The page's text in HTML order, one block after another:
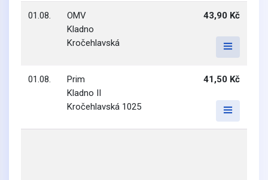
01.08.
OMV
Kladno
Kročehlavská
43,90 Kč
01.08.
Prim
Kladno II
Kročehlavská 1025
41,50 Kč